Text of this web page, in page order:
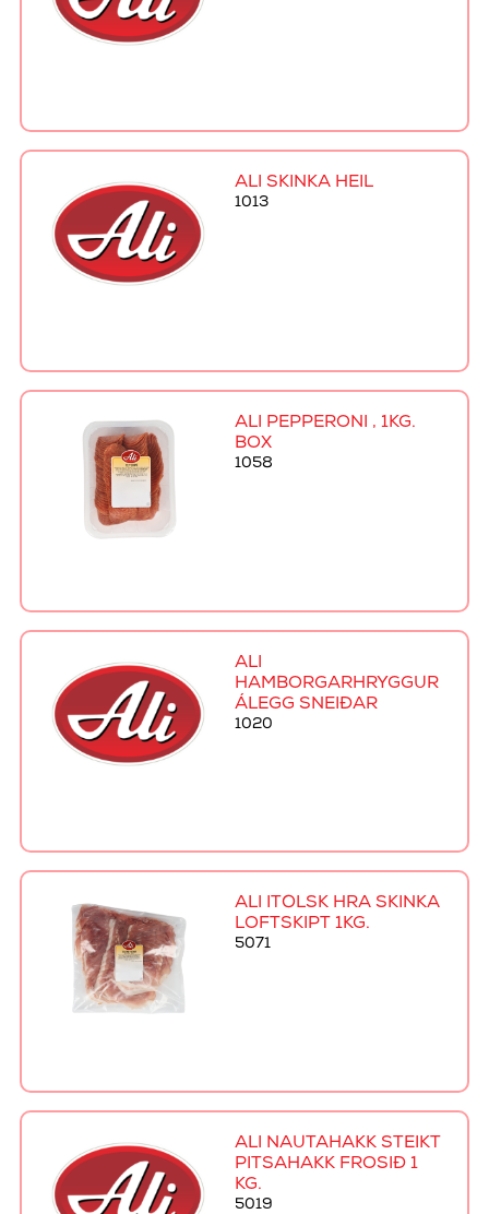
ALI SKINKA HEIL
1013
ALI PEPPERONI , 1KG.
BOX
1058
ALI
HAMBORGARHRYGGUR
ÁLEGG SNEIÐAR
1020
ALI ÍTÖLSK HRÁ SKINKA
LOFTSKIPT 1KG.
5071
ALI NAUTAHAKK STEIKT
PITSAHAKK FROSIÐ 1
KG.
5019